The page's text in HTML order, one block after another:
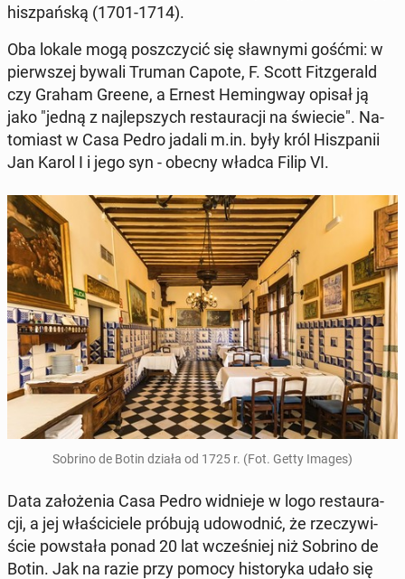
hisz­pań­ską (1701-1714).
Oba lokale mogą po­szczy­cić się sław­ny­mi gośćmi: w
pierw­szej bywali Truman Capote, F. Scott Fit­zge­rald
czy Graham Greene, a Ernest He­min­gway opisał ją
jako "jedną z naj­lep­szych re­stau­ra­cji na świecie". Na­
to­miast w Casa Pedro jadali m.in. były król Hisz­pa­nii
Jan Karol I i jego syn - obecny władca Filip VI.
Sobrino de Botin działa od 1725 r. (Fot. Getty Images)
Data za­ło­że­nia Casa Pedro wid­nie­je w logo re­stau­ra­
cji, a jej wła­ści­cie­le próbują udo­wod­nić, że rze­czy­wi­
ście po­wsta­ła ponad 20 lat wcze­śniej niż Sobrino de
Botin. Jak na razie przy pomocy hi­sto­ry­ka udało się